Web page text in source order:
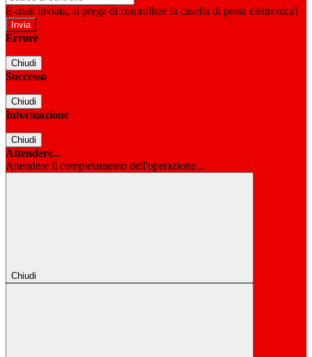
E-mail inviata, si prega di controllare la casella di posta elettronica!
Errore
Chiudi
Successo
Chiudi
Informazione
Chiudi
Attendere...
Attendere il completamento dell'operazione...
Chiudi